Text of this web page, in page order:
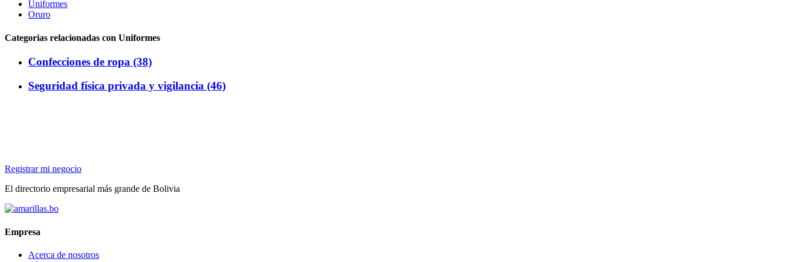
Uniformes
Oruro
Categorias relacionadas con Uniformes
Confecciones de ropa (38)
Seguridad física privada y vigilancia (46)
Registrar mi negocio
El directorio empresarial más grande de Bolivia
Empresa
Acerca de nosotros